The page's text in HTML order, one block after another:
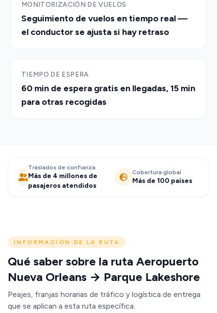
MONITORIZACIÓN DE VUELOS
Seguimiento de vuelos en tiempo real —
el conductor se ajusta si hay retraso
TIEMPO DE ESPERA
60 min de espera gratis en llegadas, 15 min
para otras recogidas
Traslados de confianza
Más de 4 millones de
pasajeros atendidos
Cobertura global
Más de 100 países
INFORMACIÓN DE LA RUTA
Qué saber sobre la ruta Aeropuerto
Nueva Orleans → Parque Lakeshore
Peajes, franjas horarias de tráfico y logística de entrega
que se aplican a esta ruta específica.